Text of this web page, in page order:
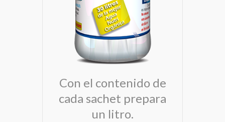
Con el contenido de
cada sachet prepara
un litro.